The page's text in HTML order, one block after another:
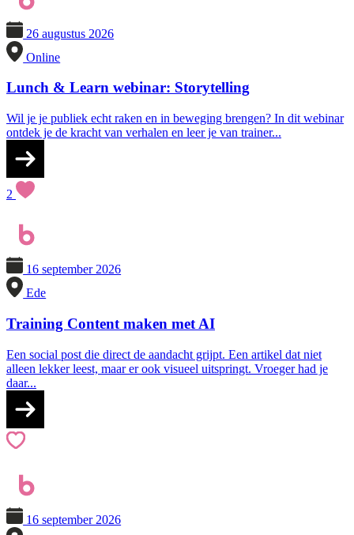
26 augustus 2026
Online
Lunch & Learn webinar: Storytelling
Wil je je publiek echt raken en in beweging brengen? In dit webinar
ontdek je de kracht van verhalen en leer je van trainer...
2
16 september 2026
Ede
Training Content maken met AI
Een social post die direct de aandacht grijpt. Een artikel dat niet
alleen lekker leest, maar er ook visueel uitspringt. Vroeger had je
daar...
16 september 2026